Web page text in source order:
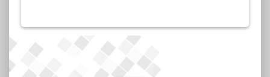
دياري صالح استاذ العلوم السياسية في الجامعة المستنصرية
6.الدكتور ياسين البكري مستشار وزارة التعليم العالي والبحث